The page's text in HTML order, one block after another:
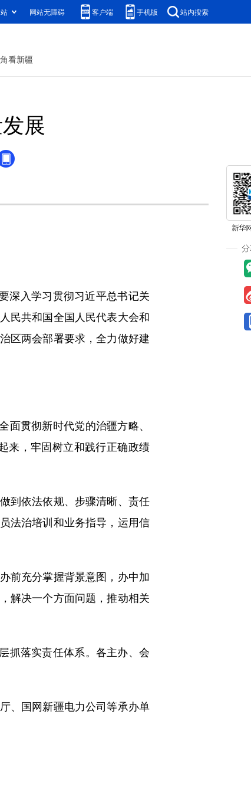
网站无障碍 客户端 手机版 站内搜索
看新疆
展
入学习贯彻习近平总书记关
民共和国全国人民代表大会和
区两会部署要求，全力做好建
贯彻新时代党的治疆方略、
来，牢固树立和践行正确政绩
到依法依规、步骤清晰、责任
法治培训和业务指导，运用信
前充分掌握背景意图，办中加
解决一个方面问题，推动相关
抓落实责任体系。各主办、会
、国网新疆电力公司等承办单